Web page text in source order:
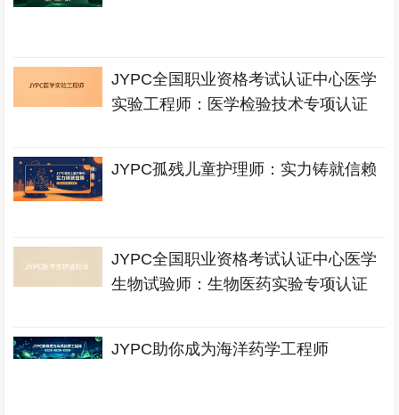
JYPC全国职业资格考试认证中心医学
实验工程师：医学检验技术专项认证
JYPC孤残儿童护理师：实力铸就信赖
JYPC全国职业资格考试认证中心医学
生物试验师：生物医药实验专项认证
JYPC助你成为海洋药学工程师